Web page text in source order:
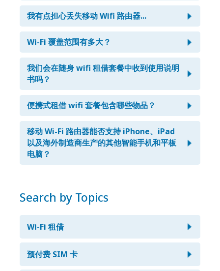
我们的移动 WiFi 路由器的电池续航时间约为 4-8 小时，这
期间可以持续通信。您可以使用“自动 WiFi 关闭系统”模式延
长电池寿命。我们还免费出租手机电池！您不必担心电池电
量不足。
我有点担心丢失移动 Wifi 路由器...
我们建议您购买我们的损坏/丢失保险（每天 80 日元）。没
有保险，赔偿费用为 40,000 日元，但有保险，最高只需赔
偿 10,000 万日元。
Wi-Fi 覆盖范围有多大？
请在此处查看或与我们联系并告知您的目的。我们将检查区
域服务地图。
https://www.softbank.jp
我们会在随身 wifi 租借套餐中收到使用说明
书吗？
会的，我们提供了有关如何连接到互联网以及如何解决故障
的说明手册。如果您有任何问题，请联系我们的客户服务
(cs@japan-wireless.com)。
便携式租借 wifi 套餐包含哪些物品？
套餐中的所有物品包括：移动 Wi-Fi 路由器、AC 适配器、
USB 缆线、备用电池、说明书和小袋。
移动 Wi-Fi 路由器能否支持 iPhone、iPad
以及海外制造商生产的其他智能手机和平板
电脑？
Search by Topics
Wi-Fi 租借
我可以使用 Wi-Fi 路由器拨打或接听电话
吗？
预付费 SIM 卡